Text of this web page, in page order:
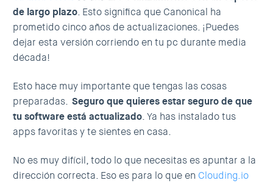
de largo plazo. Esto significa que Canonical ha
prometido cinco años de actualizaciones. ¡Puedes
dejar esta versión corriendo en tu pc durante media
década!
Esto hace muy importante que tengas las cosas
preparadas. Seguro que quieres estar seguro de que
tu software está actualizado. Ya has instalado tus
apps favoritas y te sientes en casa.
No es muy difícil, todo lo que necesitas es apuntar a la
dirección correcta. Eso es para lo que en Clouding.io